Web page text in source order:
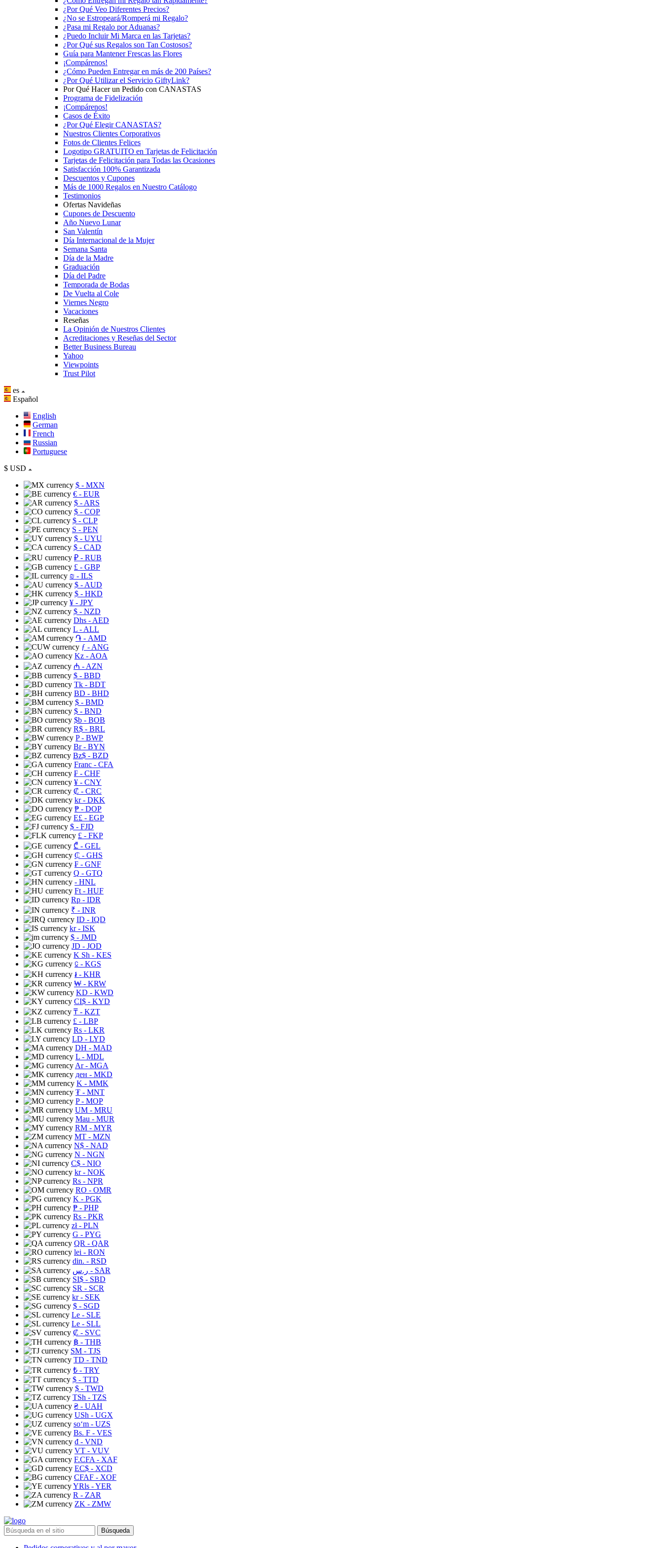
¿Por Qué Veo Diferentes Precios?
¿No se Estropeará/Romperá mi Regalo?
¿Pasa mi Regalo por Aduanas?
¿Puedo Incluir Mi Marca en las Tarjetas?
¿Por Qué sus Regalos son Tan Costosos?
Guía para Mantener Frescas las Flores
¡Compárenos!
¿Cómo Pueden Entregar en más de 200 Países?
¿Por Qué Utilizar el Servicio GiftyLink?
Por Qué Hacer un Pedido con CANASTAS
Programa de Fidelización
¡Compárenos!
Casos de Éxito
¿Por Qué Elegir CANASTAS?
Nuestros Clientes Corporativos
Fotos de Clientes Felices
Logotipo GRATUITO en Tarjetas de Felicitación
Tarjetas de Felicitación para Todas las Ocasiones
Satisfacción 100% Garantizada
Descuentos y Cupones
Más de 1000 Regalos en Nuestro Catálogo
Testimonios
Ofertas Navideñas
Cupones de Descuento
Año Nuevo Lunar
San Valentín
Día Internacional de la Mujer
Semana Santa
Día de la Madre
Graduación
Día del Padre
Temporada de Bodas
De Vuelta al Cole
Viernes Negro
Vacaciones
Reseñas
La Opinión de Nuestros Clientes
Acreditaciones y Reseñas del Sector
Better Business Bureau
Yahoo
Viewpoints
Trust Pilot
es
Español
English
German
French
Russian
Portuguese
$ USD
$ - MXN
€ - EUR
$ - ARS
$ - COP
$ - CLP
S - PEN
$ - UYU
$ - CAD
₽ - RUB
£ - GBP
₪ - ILS
$ - AUD
$ - HKD
¥ - JPY
$ - NZD
Dhs - AED
L - ALL
֏ - AMD
ƒ - ANG
Kz - AOA
₼ - AZN
$ - BBD
Tk - BDT
BD - BHD
$ - BMD
$ - BND
$b - BOB
R$ - BRL
P- BWP
Br- BYN
Bz$ - BZD
Franc - CFA
₣ - CHF
¥ - CNY
₡ - CRC
kr- DKK
₱ - DOP
E£ - EGP
$ - FJD
£ - FKP
₾ - GEL
₵ - GHS
₣ - GNF
Q - GTQ
- HNL
Ft - HUF
Rp - IDR
₹ - INR
ID - IQD
kr- ISK
$ - JMD
JD - JOD
K Sh - KES
⃀ - KGS
៛ - KHR
₩ - KRW
KD - KWD
CI$ - KYD
₸ - KZT
£ - LBP
Rs - LKR
LD - LYD
DH - MAD
L - MDL
Ar- MGA
ден - MKD
K - MMK
₮ - MNT
P- MOP
UM - MRU
Mau - MUR
RM - MYR
MT - MZN
N$ - NAD
N - NGN
C$ - NIO
kr- NOK
Rs - NPR
RO - OMR
K - PGK
₱ - PHP
Rs - PKR
zł- PLN
G - PYG
QR - QAR
lei - RON
din. - RSD
ر.س - SAR
SI$ - SBD
SR - SCR
kr- SEK
$ - SGD
Le - SLE
Le - SLL
₡ - SVC
฿ - THB
ЅМ - TJS
TD - TND
₺ - TRY
$ - TTD
$ - TWD
TSh - TZS
₴ - UAH
USh - UGX
soʻm - UZS
Bs. F - VES
₫ - VND
VT - VUV
F.CFA - XAF
EC$ - XCD
CFAF - XOF
YRls - YER
R - ZAR
ZK - ZMW
Búsqueda